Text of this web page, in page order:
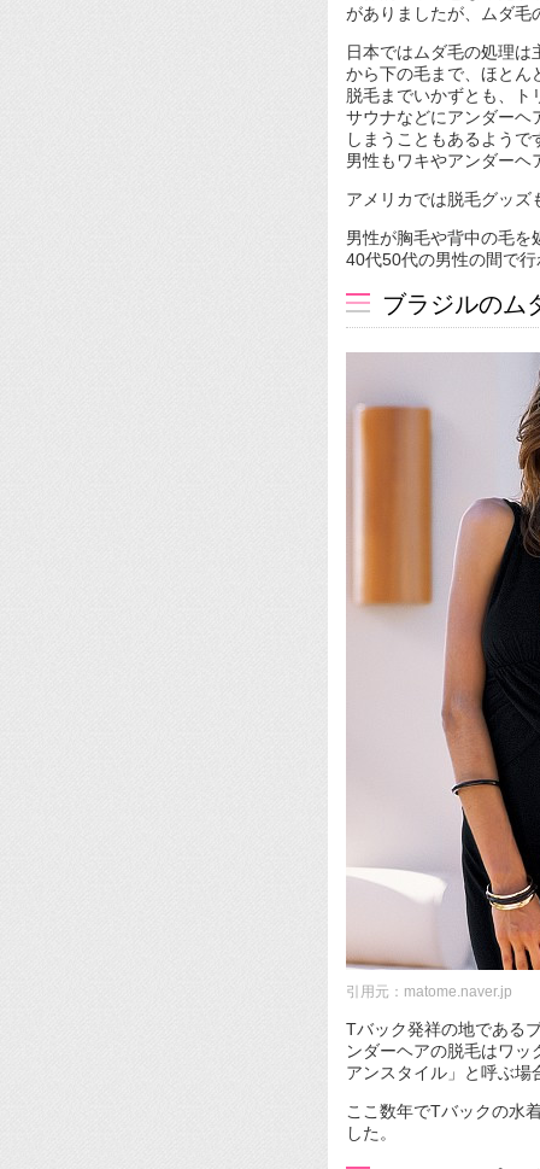
がありましたが、ムダ毛
日本ではムダ毛の処理
から下の毛まで、ほとん
脱毛までいかずとも、ト
サウナなどにアンダーヘ
しまうこともあるようで
男性もワキやアンダーヘ
アメリカでは脱毛グッズ
男性が胸毛や背中の毛を
40代50代の男性の間で
ブラジルのム
引用元：matome.naver.jp
Tバック発祥の地である
ンダーヘアの脱毛はワ
アンスタイル」と呼ぶ場
ここ数年でTバックの水
した。